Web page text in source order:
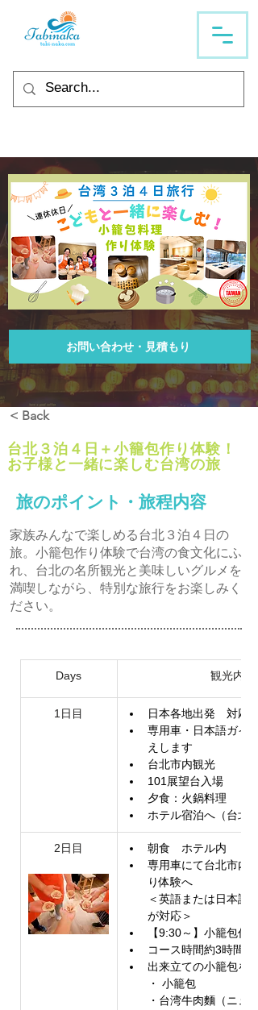
お問い合わせ・見積もり
< Back
台北３泊４日＋小籠包作り体験！
お子様と一緒に楽しむ台湾の旅
旅のポイント・旅程内容
家族みんなで楽しめる台北３泊４日の
旅。小籠包作り体験で台湾の食文化にふ
れ、台北の名所観光と美味しいグルメを
満喫しながら、特別な旅行をお楽しみく
ださい。
Days 観光内容
1日目
日本各地出発　対応可
専用車・日本語ガイ
えします
台北市内観光
101展望台入場
夕食：火鍋料理
ホテル宿泊へ（台北泊
2日目
朝食　ホテル内
専用車にて台北市内
り体験へ
＜英語または日本語
が対応＞
【9:30～】小籠包作
コース時間約3時間
出来立ての小籠包を
・ 小籠包
・台湾牛肉麵（ニュ